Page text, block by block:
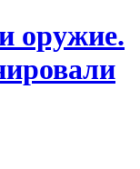
оружие.